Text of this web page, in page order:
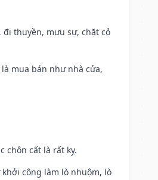
đi thuyền, mưu sự, chặt cỏ
mua bán như nhà cửa,
chôn cất là rất kỵ.
công làm lò nhuộm, lò